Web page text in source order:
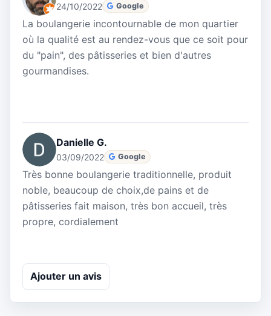
24/10/2022 Google
La boulangerie incontournable de mon quartier
où la qualité est au rendez-vous que ce soit pour
du "pain", des pâtisseries et bien d'autres
gourmandises.
Danielle G.
03/09/2022 Google
Très bonne boulangerie traditionnelle, produit
noble, beaucoup de choix,de pains et de
pâtisseries fait maison, très bon accueil, très
propre, cordialement
Ajouter un avis